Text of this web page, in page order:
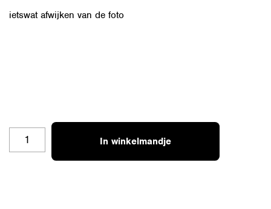
ietswat afwijken van de foto
In winkelmandje